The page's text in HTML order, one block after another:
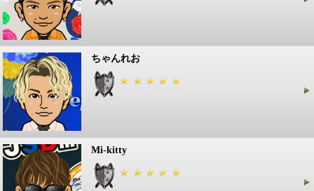
ちゃんれお
Mi-kitty